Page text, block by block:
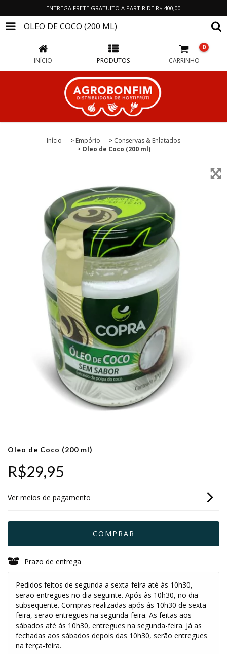
ENTREGA FRETE GRATUITO A PARTIR DE R$ 400,00
OLEO DE COCO (200 ML)
INÍCIO PRODUTOS CARRINHO
0
Início > Empório > Conservas & Enlatados
> Oleo de Coco (200 ml)
Oleo de Coco (200 ml)
R$29,95
Ver meios de pagamento
Prazo de entrega
Pedidos feitos de segunda a sexta-feira até às 10h30,
serão entregues no dia seguinte. Após às 10h30, no dia
subsequente. Compras realizadas após ás 10h30 de sexta-
feira, serão entregues na segunda-feira. As feitas aos
sábados até às 10h30, entregues na segunda-feira. Já as
fechadas aos sábados depois das 10h30, serão entregues
na terça-feira.